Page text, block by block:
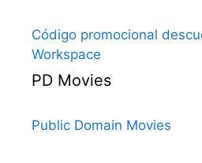
Código promocional
Workspace
PD Movies
Public Domain Movies